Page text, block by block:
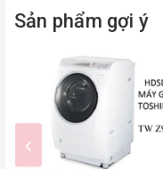
Sản phẩm gợi ý